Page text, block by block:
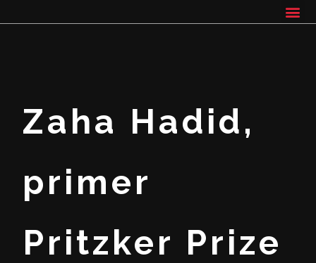
Zaha Hadid,
primer
Pritzker Prize